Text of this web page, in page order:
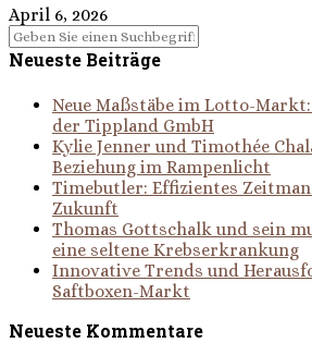
April 6, 2026
Neueste Beiträge
Neue Maßstäbe im Lotto-
der Tippland GmbH
Kylie Jenner und Timothée
Beziehung im Rampenlicht
Timebutler: Effizientes
Zukunft
Thomas Gottschalk und sein
eine seltene Krebserkrankung
Innovative Trends und
Saftboxen-Markt
Neueste Kommentare